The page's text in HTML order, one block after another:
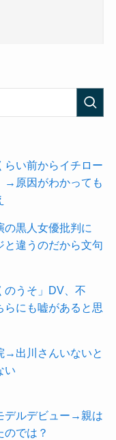
らい前からイチロー
→原因がわかっても
の黒人女優批判に
と違うのだから文句
のうそ」DV、不
にも嘘があると思
→出川さんいないと
い
デルデビュー→親は
では？